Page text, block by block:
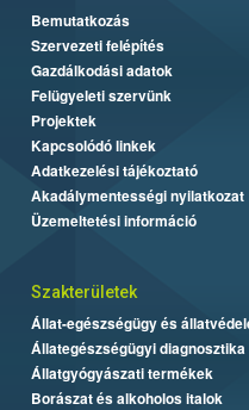
Bemutatkozás
Szervezeti felépítés
Gazdálkodási adatok
Felügyeleti szervünk
Projektek
Kapcsolódó linkek
Adatkezelési tájékoztató
Akadálymentességi nyilatkozat
Üzemeltetési információ
Szakterületek
Állat-egészségügy és
Állategészségügyi diagnosztika
Állatgyógyászati termékek
Borászat és alkoholos italok